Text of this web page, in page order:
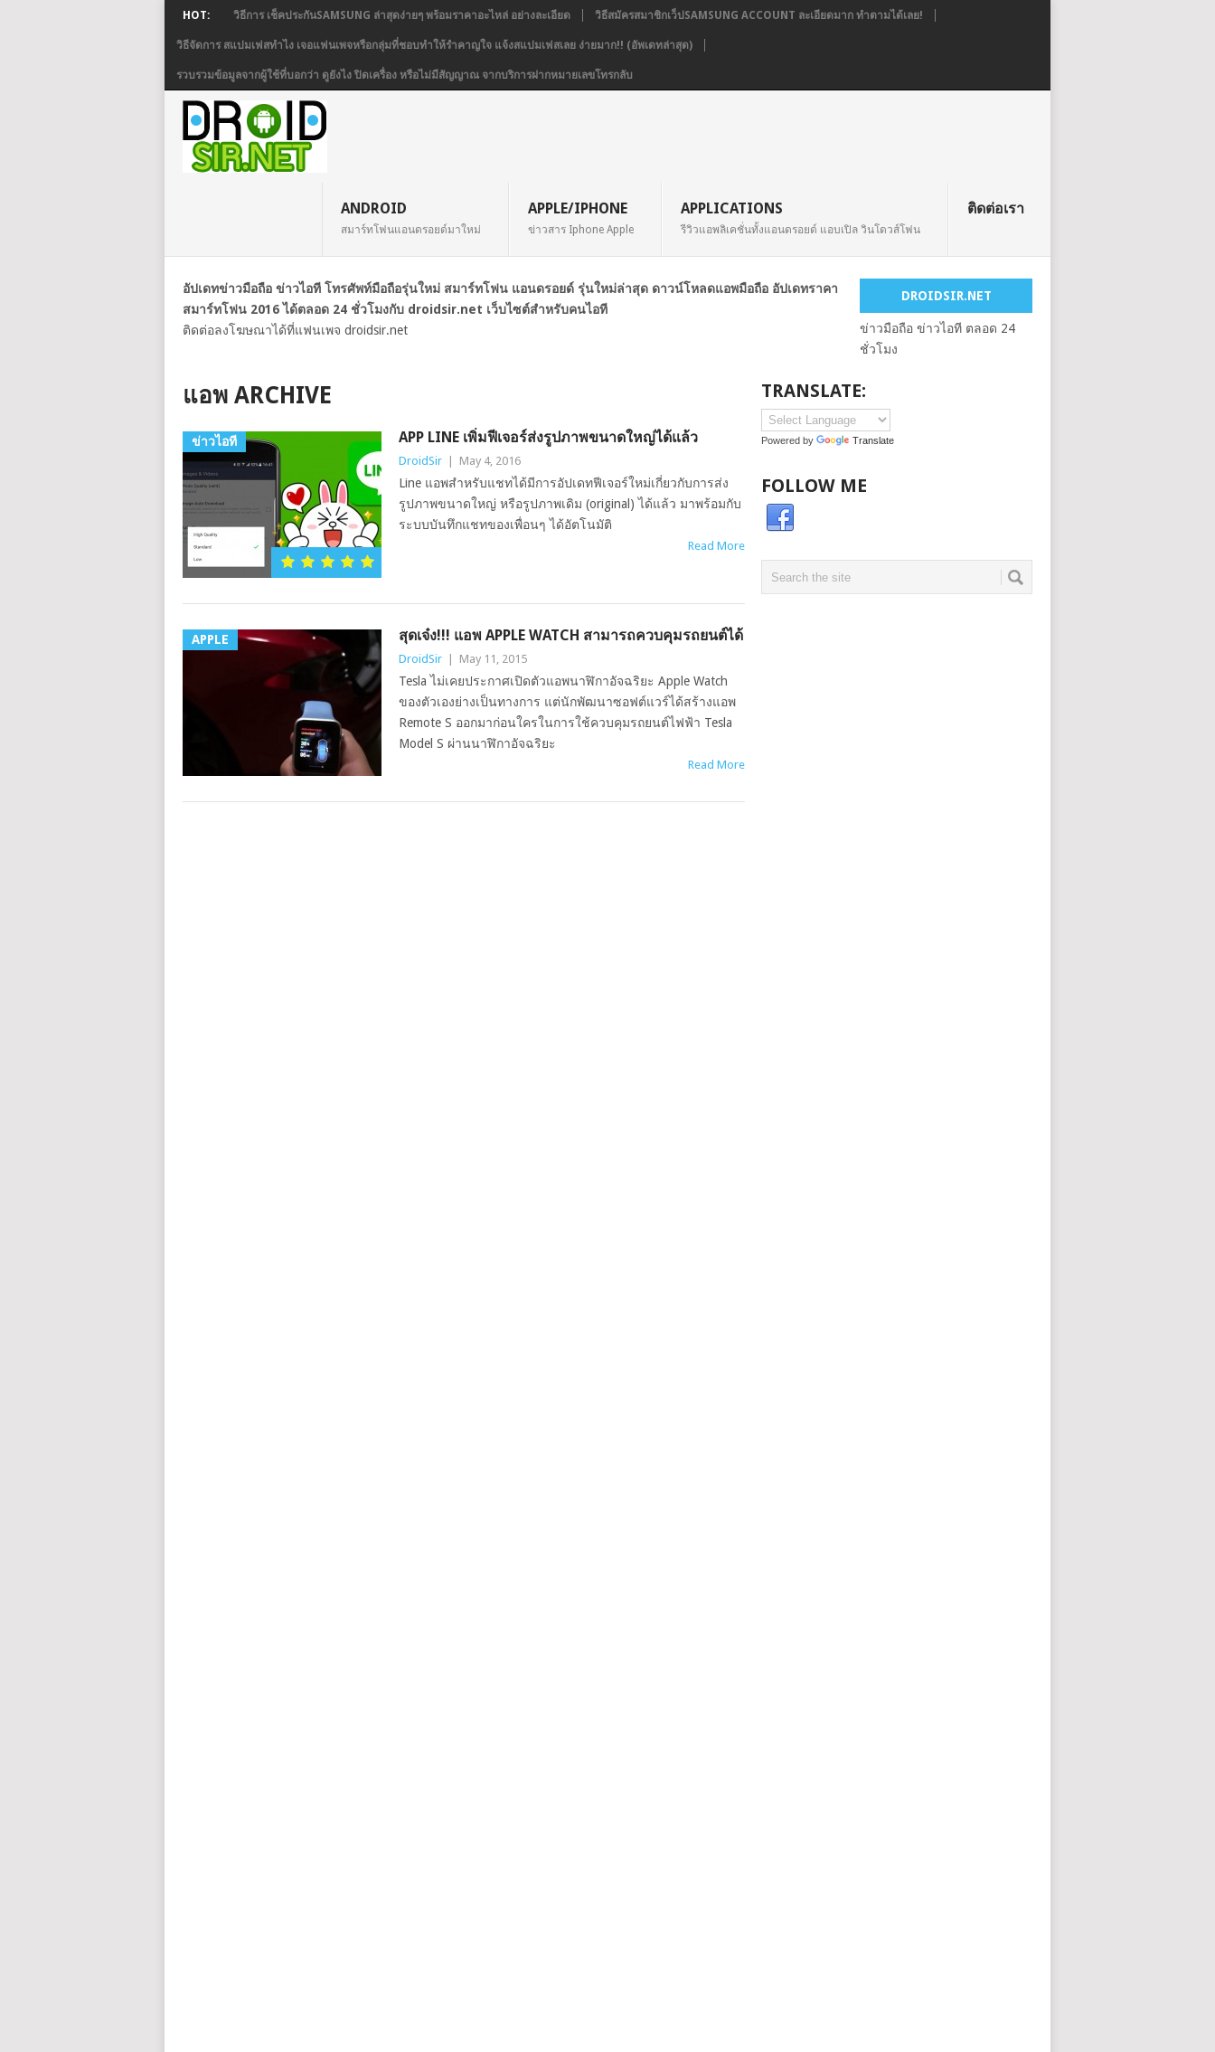
HOT: วิธีการ เช็คประกันSAMSUNG ล่าสุดง่ายๆ พร้อมราคาอะไหล่ อย่างละเอียด วิธีสมัครสมาชิกเว็ปSAMSUNG ACCOUNT ละเอียดมาก ทำตามได้เลย!
วิธีจัดการ สแปมเฟสทำไง เจอแฟนเพจหรือกลุ่มที่ชอบทำให้รำคาญใจ แจ้งสแปมเฟสเลย ง่ายมาก!! (อัพเดทล่าสุด)
รวบรวมข้อมูลจากผู้ใช้ที่บอกว่า ดูยังไง ปิดเครื่อง หรือไม่มีสัญญาณ จากบริการฝากหมายเลขโทรกลับ
ANDROID
สมาร์ทโฟนแอนดรอยด์มาใหม่
APPLE/IPHONE
ข่าวสาร Iphone Apple
APPLICATIONS
รีวิวแอพลิเคชั่นทั้งแอนดรอยด์ แอบเปิล วินโดวส์โฟน
ติดต่อเรา
อัปเดทข่าวมือถือ ข่าวไอที โทรศัพท์มือถือรุ่นใหม่ สมาร์ทโฟน แอนดรอยด์ รุ่นใหม่ล่าสุด ดาวน์โหลดแอพมือถือ อัปเดทราคา
สมาร์ทโฟน 2016 ได้ตลอด 24 ชั่วโมงกับ droidsir.net เว็บไซต์สำหรับคนไอที
ติดต่อลงโฆษณาได้ที่แฟนเพจ droidsir.net
DROIDSIR.NET
ข่าวมือถือ ข่าวไอที ตลอด 24
ชั่วโมง
แอพ ARCHIVE
ข่าวไอที APP LINE เพิ่มฟีเจอร์ส่งรูปภาพขนาดใหญ่ได้แล้ว
DroidSir May 4, 2016
Line แอพสำหรับแชทได้มีการอัปเดทฟีเจอร์ใหม่เกี่ยวกับการส่ง
รูปภาพขนาดใหญ่ หรือรูปภาพเดิม (original) ได้แล้ว มาพร้อมกับ
ระบบบันทึกแชทของเพื่อนๆ ได้อัตโนมัติ
Read More
APPLE สุดเจ๋ง!!! แอพ APPLE WATCH สามารถควบคุมรถยนต์ได้
DroidSir May 11, 2015
Tesla ไม่เคยประกาศเปิดตัวแอพนาฬิกาอัจฉริยะ Apple Watch
ของตัวเองย่างเป็นทางการ แต่นักพัฒนาซอฟต์แวร์ได้สร้างแอพ
Remote S ออกมาก่อนใครในการใช้ควบคุมรถยนต์ไฟฟ้า Tesla
Model S ผ่านนาฬิกาอัจฉริยะ
Read More
TRANSLATE:
Powered by Translate
FOLLOW ME